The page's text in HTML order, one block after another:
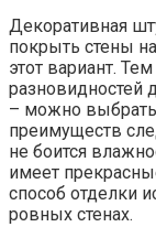
Декоративная
покрыть стены
этот вариант.
разновидностей
– можно
преимуществ
не боится
имеет
способ отделки
ровных стенах.